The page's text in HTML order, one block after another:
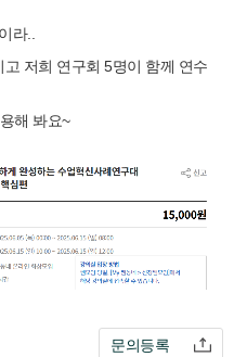
라..
저희 연구회 5명이 함께 연수
해 봐요~
문의등록